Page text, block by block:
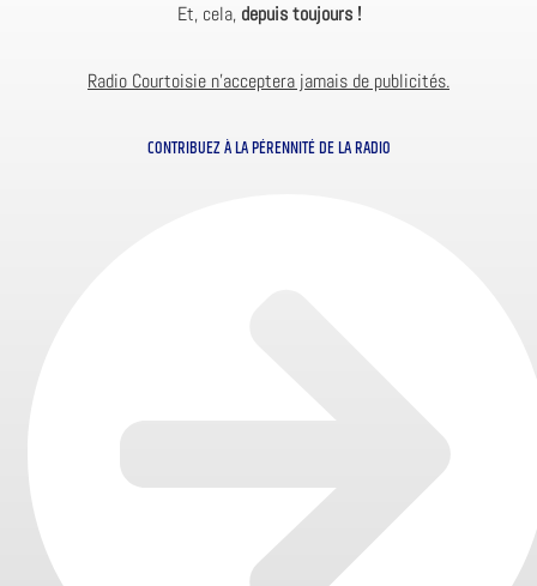
Et, cela, depuis toujours !
Radio Courtoisie n’acceptera jamais de publicités.
CONTRIBUEZ À LA PÉRENNITÉ DE LA RADIO